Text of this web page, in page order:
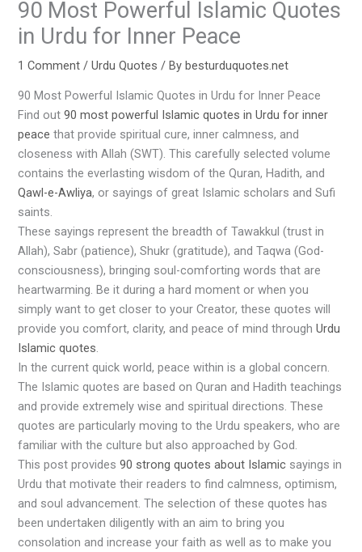
90 Most Powerful Islamic Quotes
in Urdu for Inner Peace
1 Comment /Urdu Quotes / Bybesturduquotes.net
90 Most Powerful Islamic Quotes in Urdu for Inner Peace
Find out90 most powerful Islamic quotes in Urdu for inner
peace that provide spiritual cure, inner calmness, and
closeness with Allah (SWT). This carefully selected volume
contains the everlasting wisdom of the Quran, Hadith, and
Qawl-e-Awliya, or sayings of great Islamic scholars and Sufi
saints.
These sayings represent the breadth of Tawakkul (trust in
Allah), Sabr (patience), Shukr (gratitude), and Taqwa (God-
consciousness), bringing soul-comforting words that are
heartwarming. Be it during a hard moment or when you
simply want to get closer to your Creator, these quotes will
provide you comfort, clarity, and peace of mind throughUrdu
Islamic quotes.
In the current quick world, peace within is a global concern.
The Islamic quotes are based on Quran and Hadith teachings
and provide extremely wise and spiritual directions. These
quotes are particularly moving to the Urdu speakers, who are
familiar with the culture but also approached by God.
This post provides90 strong quotes about Islamic sayings in
Urdu that motivate their readers to find calmness, optimism,
and soul advancement. The selection of these quotes has
been undertaken diligently with an aim to bring you
consolation and increase your faith as well as to make you